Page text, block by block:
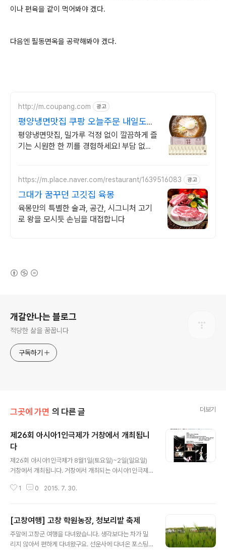
이나 편육을 같이 먹어봐야 겠다.
다음엔 필동면옥을 공략해봐야 겠다.
http://m.coupang.com 광고
평양냉면맛집 쿠팡 오늘주문 내일도착
로켓배송
평양냉면맛집, 밀가루 걱정 없이 깔끔하게 즐
기는 시원한 한 끼를 경험하세요! 부담 없는
https://m.place.naver.com/restaurant/1639516083 광고
그대가 꿈꾸던 고깃집 육몽
육몽만의 특별한 술과, 공간, 시그니처 고기
로 왕을 모시듯 손님을 대접합니다
개갈안나는 블로그
적당한 삶을 꿈꿉니다
구독하기
그곳에 가면 의 다른 글 더보기
제26회 아시아1인극제가 거창에서 개최됩니
다
제26회 아시아1인극제가 8월1일(토요일)~2일(일요일)
거창에서 개최됩니다. 거창에서 개최되는 아시아1인극제
우가 참여하는 역사적인 축제입니다. 행사가 개최되는 삼
수려한 자연이 곁에 있는 거창으로 오셔서 1인극제도 즐기
고 뜻깊은 휴가도 보내시기 바랍니다. 삼봉산문화예술학교
는 캠핑(장소 임대료 3만원)과 숙식도 가능하니 관심있는
1 0 2015. 7. 30.
[고창여행] 고창 학원농장, 청보리밭 축제
주말에 고창군 여행을 다녀왔습니다. 생각보다는 차가 밀
리지 않아서 편하게 다녀왔구요. 선운사에 다녀온 포스팅